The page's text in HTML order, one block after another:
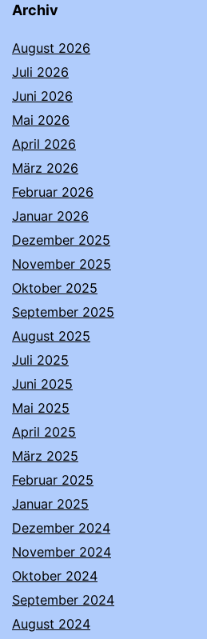
Archiv
August 2026
Juli 2026
Juni 2026
Mai 2026
April 2026
März 2026
Februar 2026
Januar 2026
Dezember 2025
November 2025
Oktober 2025
September 2025
August 2025
Juli 2025
Juni 2025
Mai 2025
April 2025
März 2025
Februar 2025
Januar 2025
Dezember 2024
November 2024
Oktober 2024
September 2024
August 2024